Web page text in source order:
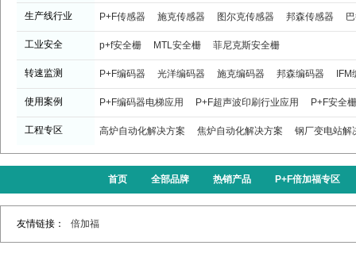
生产线行业 P+F传感器 施克传感器 图尔克传感器 邦森传感器
工业安全 p+f安全栅 MTL安全栅 菲尼克斯安全栅
转速监测 P+F编码器 光洋编码器 施克编码器 邦森编码器
使用案例 P+F编码器电梯应用 P+F超声波印刷行业应用 P+F安全
工程专区 高炉自动化解决方案 焦炉自动化解决方案 钢厂变电站解
首页 全部品牌 热销产品 P+F倍加福专区
友情链接： 倍加福